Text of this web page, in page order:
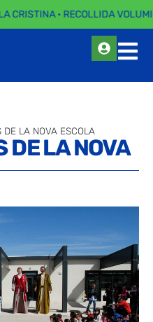
CRISTINA · RECOLLIDA
DE LA NOVA ESCOLA
DE LA NOVA